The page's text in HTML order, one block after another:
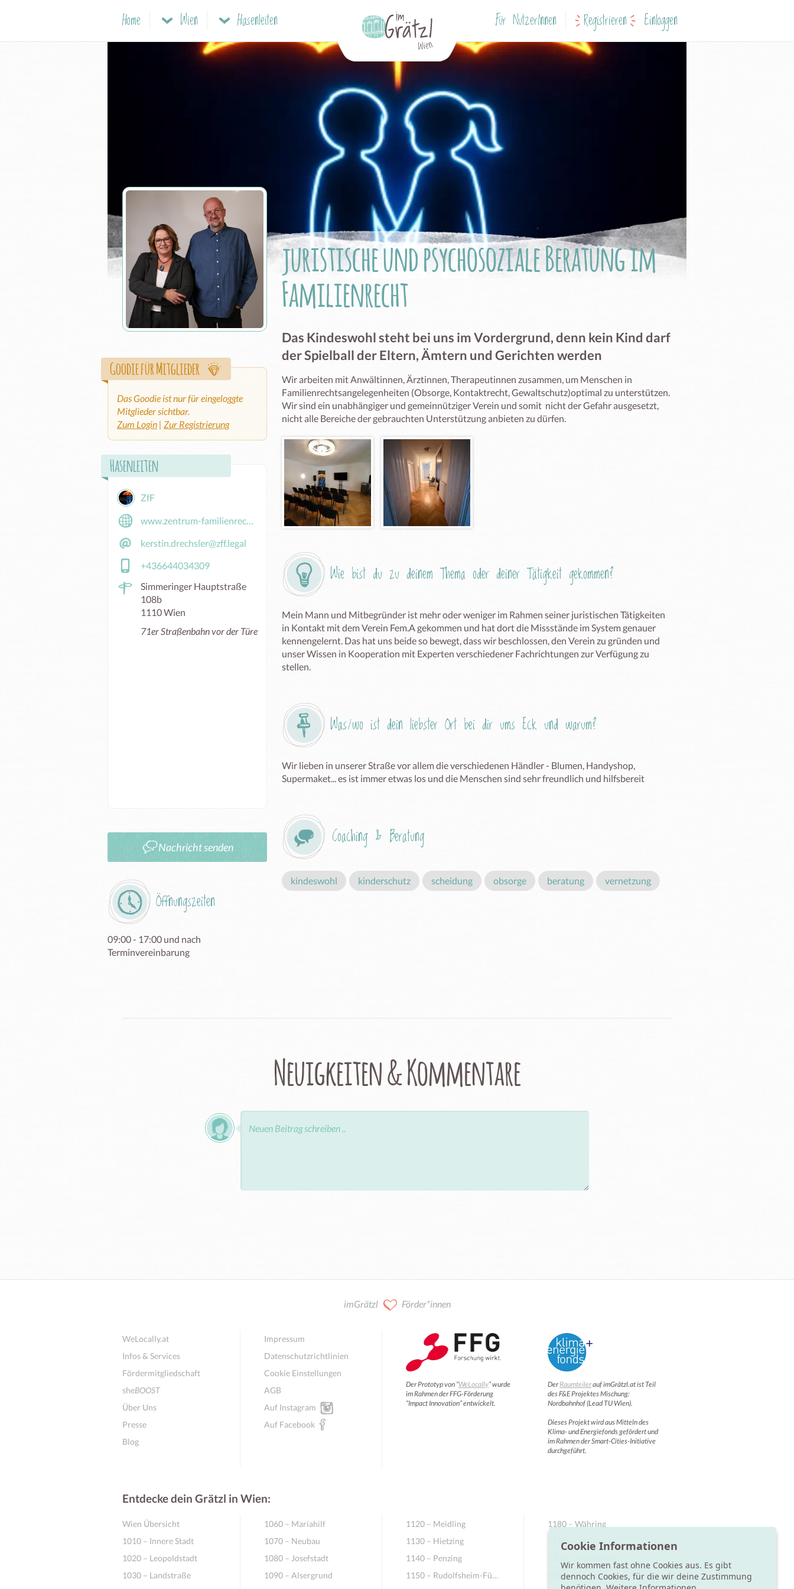
Home Wien Hasenleiten Für NutzerInnen Registrieren Einloggen
juristische und psychosoziale Beratung im
Familienrecht
Das Kindeswohl steht bei uns im Vordergrund, denn kein Kind darf
der Spielball der Eltern, Ämtern und Gerichten werden
Wir arbeiten mit Anwältinnen, Ärztinnen, Therapeutinnen zusammen, um Menschen in
Familienrechtsangelegenheiten (Obsorge, Kontaktrecht, Gewaltschutz)optimal zu unterstützen.
Wir sind ein unabhängiger und gemeinnütziger Verein und somit  nicht der Gefahr ausgesetzt,
nicht alle Bereiche der gebrauchten Unterstützung anbieten zu dürfen.
Wie bist du zu deinem Thema oder deiner Tätigkeit gekommen?
Mein Mann und Mitbegründer ist mehr oder weniger im Rahmen seiner juristischen Tätigkeiten
in Kontakt mit dem Verein Fem.A gekommen und hat dort die Missstände im System genauer
kennengelernt. Das hat uns beide so bewegt, dass wir beschlossen, den Verein zu gründen und
unser Wissen in Kooperation mit Experten verschiedener Fachrichtungen zur Verfügung zu
stellen.
Was/wo ist dein liebster Ort bei dir ums Eck und warum?
Wir lieben in unserer Straße vor allem die verschiedenen Händler - Blumen, Handyshop,
Supermaket... es ist immer etwas los und die Menschen sind sehr freundlich und hilfsbereit
Coaching & Beratung
kindeswohl kinderschutz scheidung obsorge beratung vernetzung
Goodie für Mitglieder
Das Goodie ist nur für eingeloggte
Mitglieder sichtbar.
Zum Login | Zur Registrierung
Hasenleiten
ZfF
www.zentrum-familienrecht.at
kerstin.drechsler@zff.legal
+436644034309
Simmeringer Hauptstraße
108b
1110 Wien
71er Straßenbahn vor der Türe
Nachricht senden
Öffnungszeiten
09:00 - 17:00 und nach
Terminvereinbarung
Neuigkeiten & Kommentare
imGrätzl Förder*innen
WeLocally.at
Infos & Services
Fördermitgliedschaft
sheBOOST
Über Uns
Presse
Blog
Impressum
Datenschutzrichtlinien
Cookie Einstellungen
AGB
Auf Instagram
Auf Facebook
Der Prototyp von “WeLocally” wurde
im Rahmen der FFG-Förderung
“Impact Innovation” entwickelt.
DerRaumteilerauf imGrätzl.at ist Teil
des F&E Projektes Mischung:
Nordbahnhof (Lead TU Wien).
Dieses Projekt wird aus Mitteln des
Klima- und Energiefonds gefördert und
im Rahmen der Smart-Cities-Initiative
durchgeführt.
Entdecke dein Grätzl in Wien:
Wien Übersicht
1010 – Innere Stadt
1020 – Leopoldstadt
1030 – Landstraße
1060 – Mariahilf
1070 – Neubau
1080 – Josefstadt
1090 – Alsergrund
1120 – Meidling
1130 – Hietzing
1140 – Penzing
1150 – Rudolfsheim-Fünfhaus
1180 – Währing
1190 – Döbling
1200 – Brigittenau
1210 – Floridsdorf
Cookie Informationen
Wir kommen fast ohne Cookies aus. Es gibt
dennoch Cookies, für die wir deine Zustimmung